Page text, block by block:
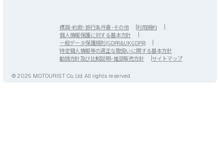
標識･約款･旅行条件書･その他
利用規約
個人情報保護に対する基本方針
一般データ保護規則(GDPR&UK GDPR)
特定個人情報等の適正な取扱いに関する基本方針
勧誘方針及び比較説明･推奨販売方針
サイトマップ
© 2025 M.O.TOURIST Co., Ltd. All rights reserved.